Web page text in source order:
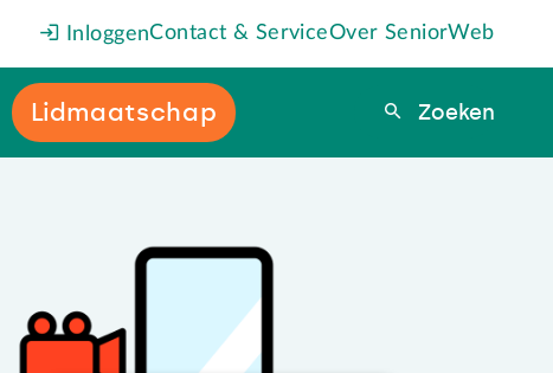
InloggenContact & ServiceOver SeniorWeb
Lidmaatschap Zoeken
Zoeken